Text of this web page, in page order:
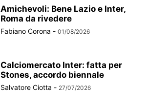
Amichevoli: Bene Lazio e Inter,
Roma da rivedere
Fabiano Corona - 01/08/2026
Calciomercato Inter: fatta per
Stones, accordo biennale
Salvatore Ciotta - 27/07/2026